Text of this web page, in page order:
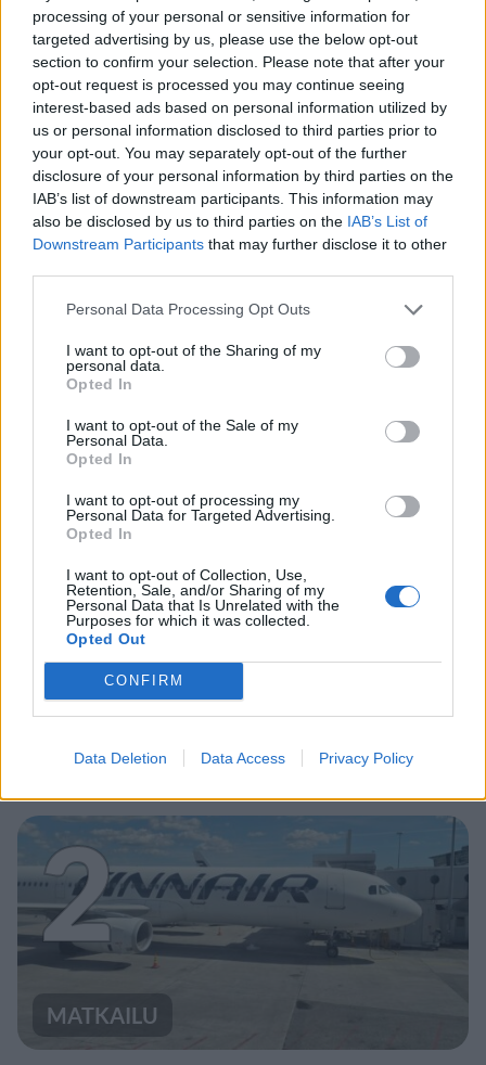
processing of your personal or sensitive information for
targeted advertising by us, please use the below opt-out
section to confirm your selection. Please note that after your
opt-out request is processed you may continue seeing
interest-based ads based on personal information utilized by
us or personal information disclosed to third parties prior to
your opt-out. You may separately opt-out of the further
disclosure of your personal information by third parties on the
IAB’s list of downstream participants. This information may
also be disclosed by us to third parties on the IAB’s List of
Downstream Participants that may further disclose it to other
Personal Data Processing Opt Outs
I want to opt-out of the Sharing of my
personal data.
Opted In
I want to opt-out of the Sale of my
Personal Data.
Opted In
I want to opt-out of processing my
Personal Data for Targeted Advertising.
Opted In
I want to opt-out of Collection, Use,
Retention, Sale, and/or Sharing of my
Personal Data that Is Unrelated with the
Purposes for which it was collected.
Opted Out
CONFIRM
Data Deletion Data Access Privacy Policy
Staran luetuimmat
1
UUTISET
Leskeneläke ei kuulu kaikille –
Kela muistuttaa tärkeästä
2
MATKAILU